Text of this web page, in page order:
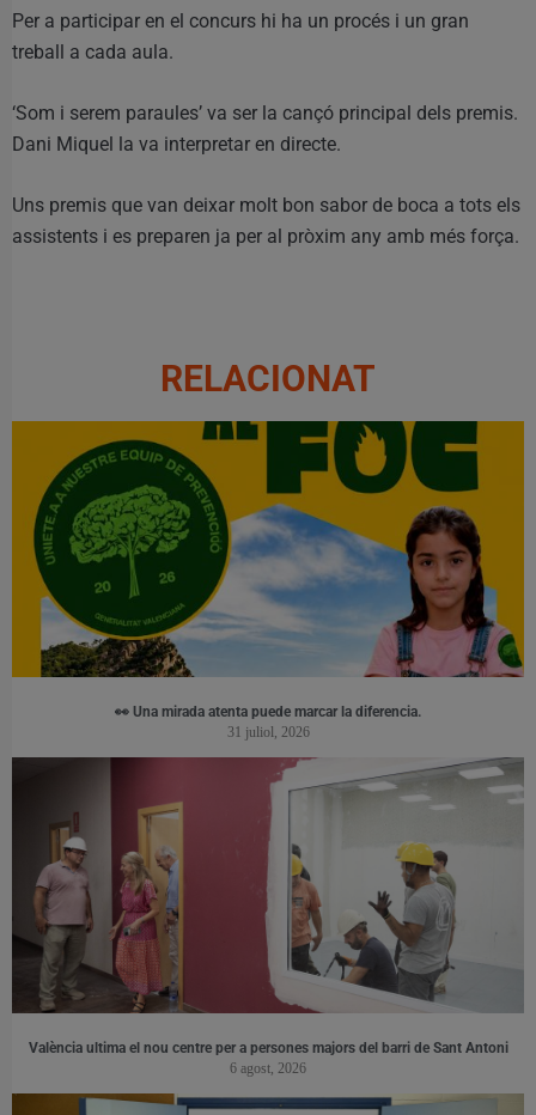
Per a participar en el concurs hi ha un procés i un gran
treball a cada aula.
‘Som i serem paraules’ va ser la cançó principal dels premis.
Dani Miquel la va interpretar en directe.
Uns premis que van deixar molt bon sabor de boca a tots els
assistents i es preparen ja per al pròxim any amb més força.
RELACIONAT
👀 Una mirada atenta puede marcar la diferencia.
31 juliol, 2026
València ultima el nou centre per a persones majors del barri de Sant Antoni
6 agost, 2026